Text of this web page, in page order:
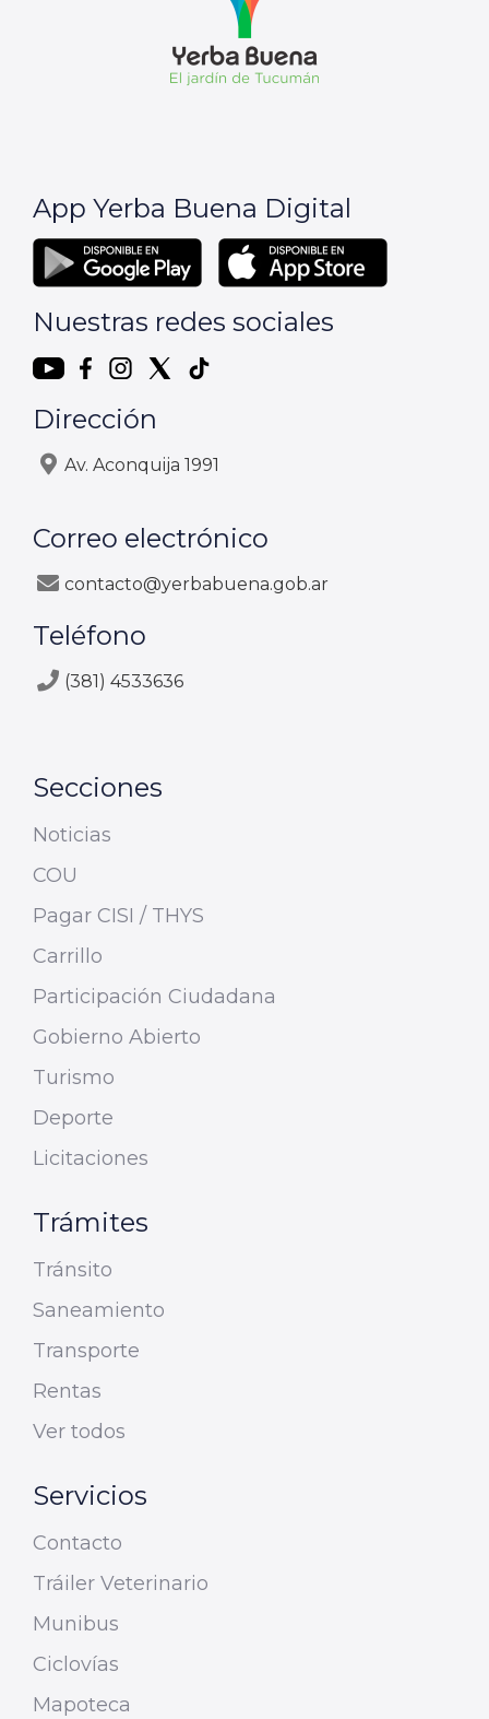
App Yerba Buena Digital
Nuestras redes sociales
Dirección
Av. Aconquija 1991
Correo electrónico
contacto@yerbabuena.gob.ar
Teléfono
(381) 4533636
Secciones
Noticias
COU
Pagar CISI / THYS
Carrillo
Participación Ciudadana
Gobierno Abierto
Turismo
Deporte
Licitaciones
Trámites
Tránsito
Saneamiento
Transporte
Rentas
Ver todos
Servicios
Contacto
Tráiler Veterinario
Munibus
Ciclovías
Mapoteca